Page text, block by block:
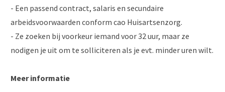
- Een passend contract, salaris en secundaire
arbeidsvoorwaarden conform cao Huisartsenzorg.
- Ze zoeken bij voorkeur iemand voor 32 uur, maar ze
nodigen je uit om te solliciteren als je evt. minder uren wilt.
Meer informatie